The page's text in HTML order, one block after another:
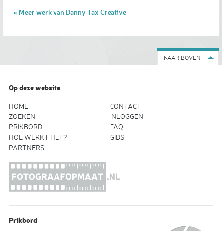
« Meer werk van Danny Tax Creative
NAAR BOVEN
Op deze website
HOME
CONTACT
ZOEKEN
INLOGGEN
PRIKBORD
FAQ
HOE WERKT HET?
GIDS
PARTNERS
Prikbord